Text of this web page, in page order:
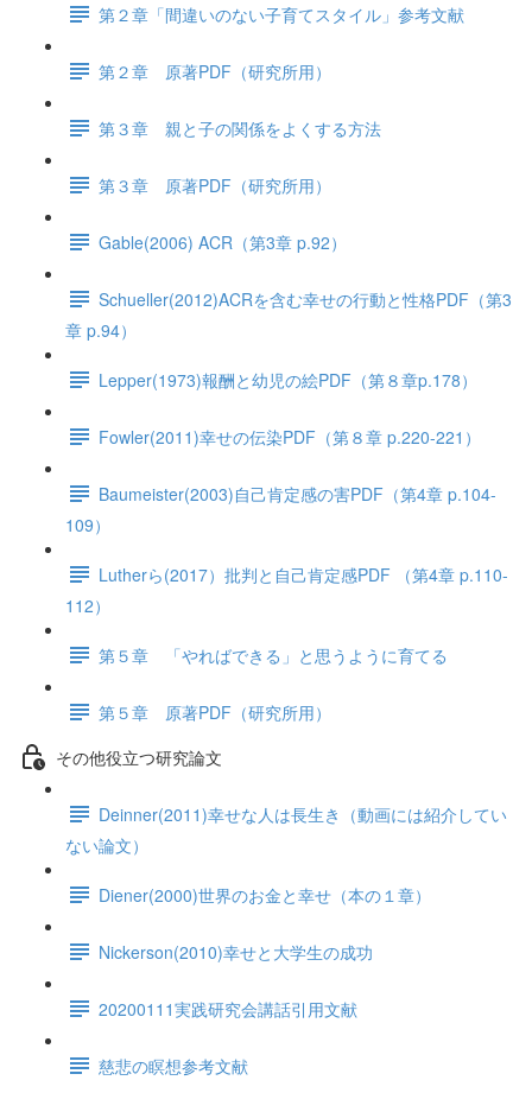
第２章「間違いのない子育てスタイル」参考文献
第２章 原著PDF（研究所用）
第３章 親と子の関係をよくする方法
第３章 原著PDF（研究所用）
Gable(2006) ACR（第3章 p.92）
Schueller(2012)ACRを含む幸せの行動と性格PDF（第3
章 p.94）
Lepper(1973)報酬と幼児の絵PDF（第８章p.178）
Fowler(2011)幸せの伝染PDF（第８章 p.220-221）
Baumeister(2003)自己肯定感の害PDF（第4章 p.104-
109）
Lutherら(2017）批判と自己肯定感PDF （第4章 p.110-
112）
第５章 「やればできる」と思うように育てる
第５章 原著PDF（研究所用）
その他役立つ研究論文
Deinner(2011)幸せな人は長生き（動画には紹介してい
ない論文）
Diener(2000)世界のお金と幸せ（本の１章）
Nickerson(2010)幸せと大学生の成功
20200111実践研究会講話引用文献
慈悲の瞑想参考文献